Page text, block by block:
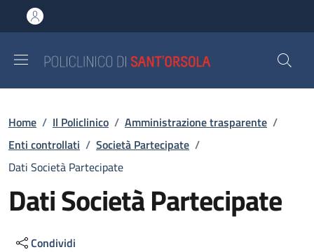
al contenuto principale
to footer content
Briciole di pane
Home / Il Policlinico / Amministrazione trasparente /
Enti controllati / Società Partecipate /
Dati Società Partecipate
Dati Società Partecipate
Condividi